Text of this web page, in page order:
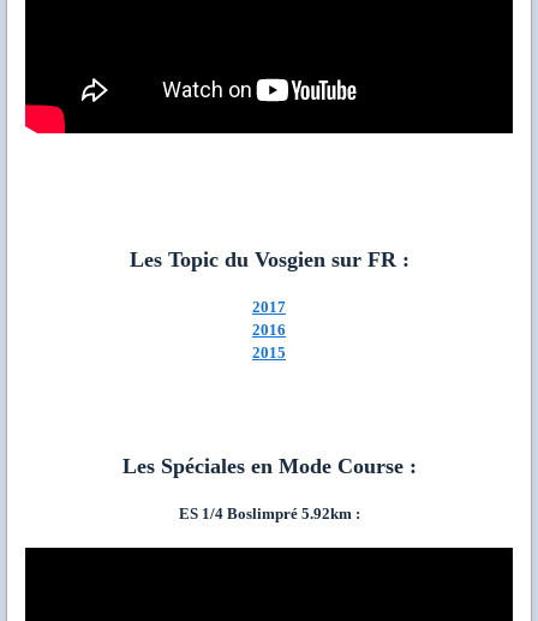
Les Topic du Vosgien sur FR :
2017
2016
2015
Les Spéciales en Mode Course :
ES 1/4 Boslimpré 5.92km :